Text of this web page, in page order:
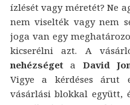
ízlését vagy méretét? Ne
nem viselték vagy nem
joga van egy
kicserélni azt. A
nehézségeta David
Vigye a kérdéses árut
vásárlási blokkal együtt,